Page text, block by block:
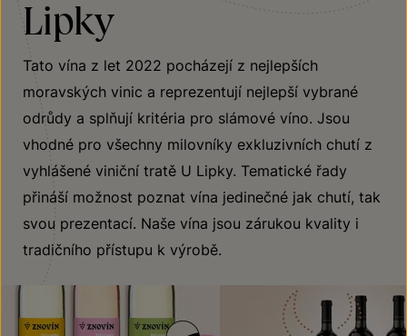
Lipky
Tato vína z let 2022 pocházejí z nejlepších
moravských vinic a reprezentují nejlepší vybrané
odrůdy a splňují kritéria pro slámové víno. Jsou
vhodné pro všechny milovníky exkluzivních chutí z
vyhlášené viniční tratě U Lipky. Tematické řady
přináší možnost poznat vína jedinečné jak chutí, tak
svou prezentací. Naše vína jsou zárukou kvality i
tradičního přístupu k výrobě.